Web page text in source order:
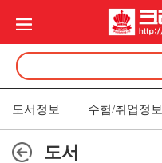
도서정보 수험/취업정보
도서